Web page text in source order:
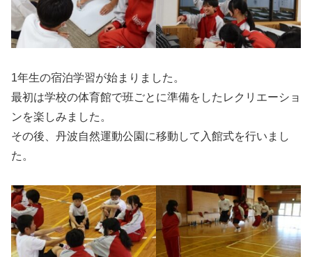
1年生の宿泊学習が始まりました。
最初は学校の体育館で班ごとに準備をしたレクリエーショ
ンを楽しみました。
その後、丹波自然運動公園に移動して入館式を行いまし
た。